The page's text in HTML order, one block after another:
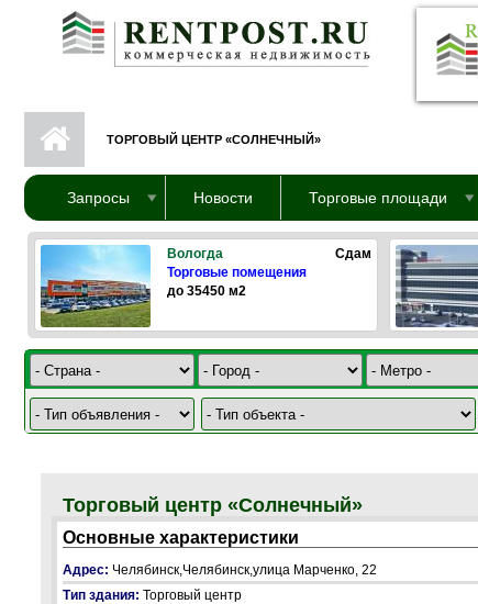
Перейти к основному содержанию
ТОРГОВЫЙ ЦЕНТР «СОЛНЕЧНЫЙ»
Запросы Новости Торговые площади
Вологда
Сдам
Торговые помещения
до 35450 м2
Торговый центр «Солнечный»
Основные характеристики
Адрес: Челябинск,Челябинск,улица Марченко, 22
Тип здания: Торговый центр